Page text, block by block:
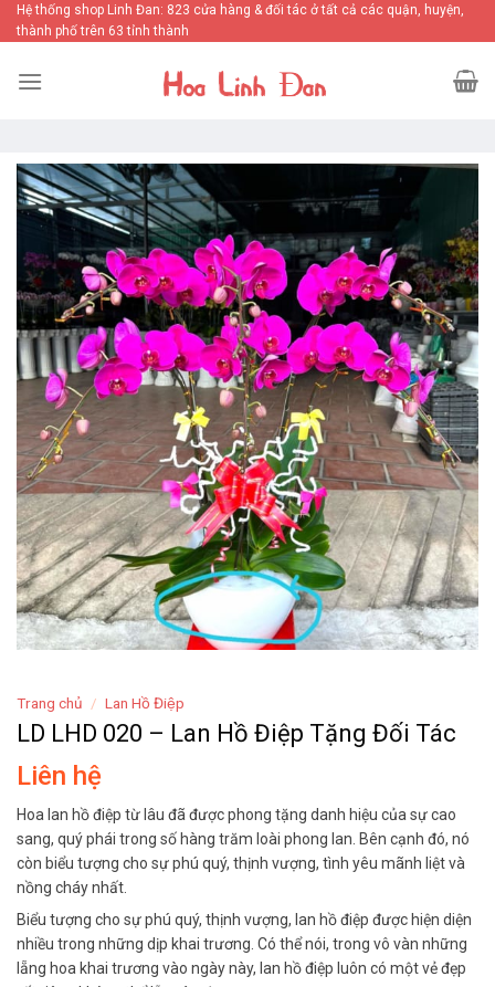
Skip
to
Hệ thống shop Linh Đan: 823 cửa hàng & đối tác ở tất cả các quận, huyện,
thành phố trên 63 tỉnh thành
Trang chủ / Lan Hồ Điệp
LD LHD 020 – Lan Hồ Điệp Tặng Đối Tác
Liên hệ
Hoa lan hồ điệp từ lâu đã được phong tặng danh hiệu của sự cao
sang, quý phái trong số hàng trăm loài phong lan. Bên cạnh đó, nó
còn biểu tượng cho sự phú quý, thịnh vượng, tình yêu mãnh liệt và
nồng cháy nhất.
Biểu tượng cho sự phú quý, thịnh vượng, lan hồ điệp được hiện diện
nhiều trong những dịp khai trương. Có thể nói, trong vô vàn những
lẵng hoa khai trương vào ngày này, lan hồ điệp luôn có một vẻ đẹp